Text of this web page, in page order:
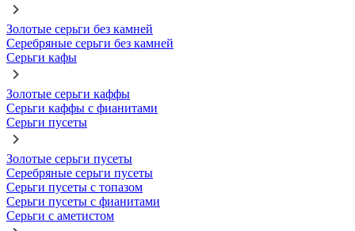
Золотые серьги без камней
Серебряные серьги без камней
Серьги кафы
Золотые серьги каффы
Серьги каффы с фианитами
Серьги пусеты
Золотые серьги пусеты
Серебряные серьги пусеты
Серьги пусеты с топазом
Серьги пусеты с фианитами
Серьги с аметистом